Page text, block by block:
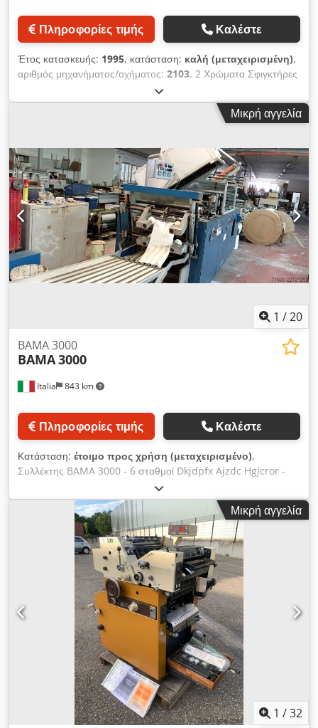
Πληροφορίες τιμής Καλέστε
Έτος κατασκευής: 1995, κατάσταση: καλή (μεταχειρισμένη),
αριθμός μηχανήματος/οχήματος: 2103, 2 Χρώματα Σφιγκτήρες
Γρήγορης Δράσης Έγχρωμοι Κύλινδροι Έγχρωμοι Κύλινδροι
Νερού Dkodpfx Acofuwmqoror
Μικρή αγγελία
1 /20
Italia 843 km
BAMA 3000
BAMA3000
Πληροφορίες τιμής Καλέστε
Κατάσταση: έτοιμο προς χρήση (μεταχειρισμένο),
Συλλέκτης BAMA 3000 - 6 σταθμοί Dkjdpfx Ajzdc Hgjcror -
Σταθμοί Crimp-Look - Σταθμοί Cobeflex - Μονάδα αρίθμησης
με βαφή (με έκκεντρα, δακτυλίους και γρανάζια αναδίπλωσης) -
Μονάδα επικόλλησης - Σταθμοί διάτρησης και κοπής για
παραγωγή με τροφοδοσία φύλλων και μεταφορική ταινία
εκροής - Κεντρική κοπή για διπλής όψεως παραγωγή - κ.λπ.
Σημείωση: Η μηχανή είναι πλήρης και σε άριστη λειτουργική
κατάσταση. Διαθέσιμη: Άμεσα.
Μικρή αγγελία
1 /32